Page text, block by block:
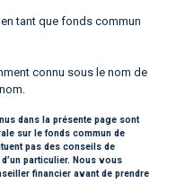
tant que fonds commun
connu sous le nom de
dans la présente page sont
sur le fonds commun de
pas des conseils de
particulier. Nous vous
financier avant de prendre